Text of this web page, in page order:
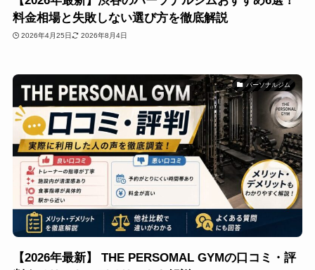
料金相場と失敗しない選び方を徹底解説
2026年4月25日 2026年8月4日
パーソナルジム
【2026年最新】 THE PERSOMAL GYMの口コミ・評